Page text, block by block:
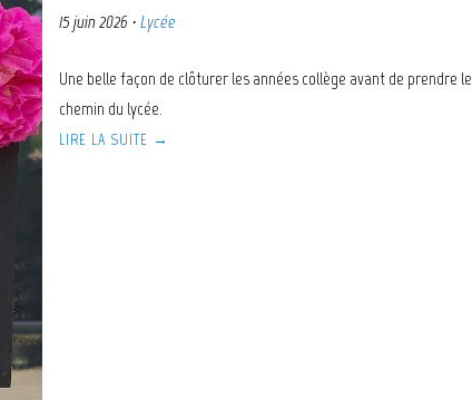
15 juin 2026 · Lycée
Une belle façon de clôturer les années collège avant de prendre le
chemin du lycée.
LIRE LA SUITE →